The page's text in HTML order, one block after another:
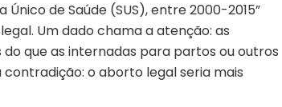
de Saúde (SUS), entre 2000-2015”
Um dado chama a atenção: as
que as internadas para partos ou outros
o aborto legal seria mais